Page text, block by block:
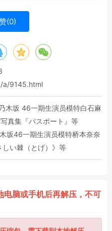
(0)
a/9145.html
木坂 46一期生演员模特白石麻
真集『パスポート』等
坂46一期生演员模特桥本奈奈
い棘（とげ）》等
电脑或手机后再解压，不可